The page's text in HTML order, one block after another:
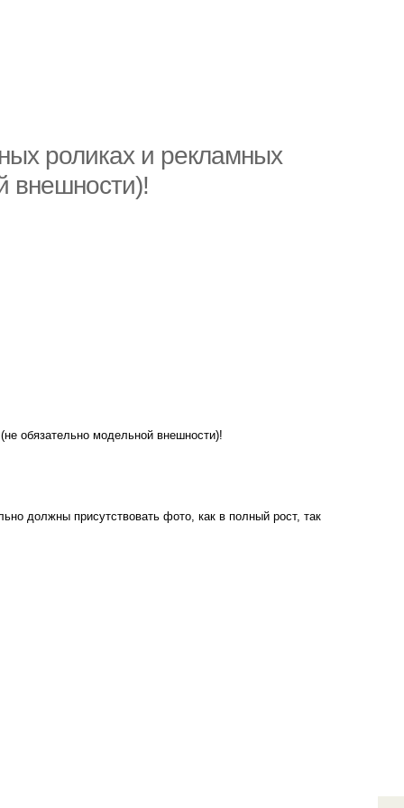
роликах и рекламных
внешности)!
обязательно модельной внешности)!
должны присутствовать фото, как в полный рост, так